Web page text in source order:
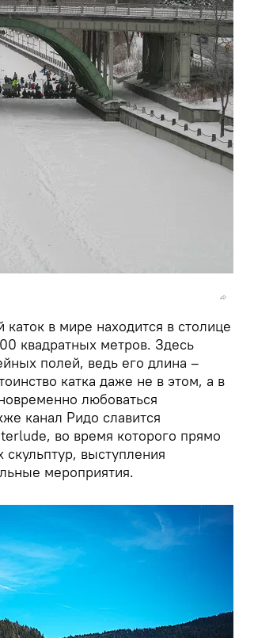
в мире находится в столице
квадратных метров. Здесь
полей, ведь его длина –
катка даже не в этом, а в
любоваться
канал Ридо славится
во время которого прямо
выступления
мероприятия.